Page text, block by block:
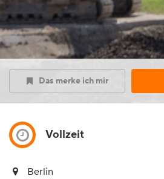
Das merke ich mir
Vollzeit
Berlin